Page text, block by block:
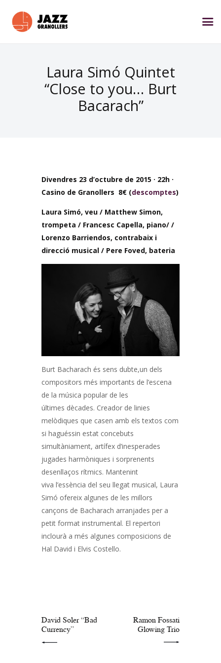
Laura Simó Quintet
“Close to you… Burt
Bacarach”
Divendres 23 d’octubre de 2015 · 22h ·
Casino de Granollers 8€ (descomptes)
Laura Simó, veu / Matthew Simon,
trompeta / Francesc Capella, piano/ /
Lorenzo Barriendos, contrabaix i
direcció musical / Pere Foved, bateria
Burt Bacharach és sens dubte,un dels
compositors més importants de l’escena
de la música popular de les
últimes dècades. Creador de linies
melòdiques que casen amb els textos com
si haguéssin estat concebuts
simultàniament, artífex d’inesperades
jugades harmòniques i sorprenents
desenllaços rítmics. Mantenint
viva l’essència del seu llegat musical, Laura
Simó ofereix algunes de les millors
cançons de Bacharach arranjades per a
petit format instrumental. El repertori
inclourà a més algunes composicions de
Hal David i Elvis Costello.
David Soler “Bad
Currency”
Ramon Fossati
Glowing Trio